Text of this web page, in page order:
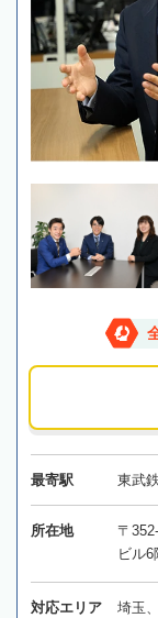
最寄駅 東武
所在地
〒
ビル6
対応エリア 埼玉